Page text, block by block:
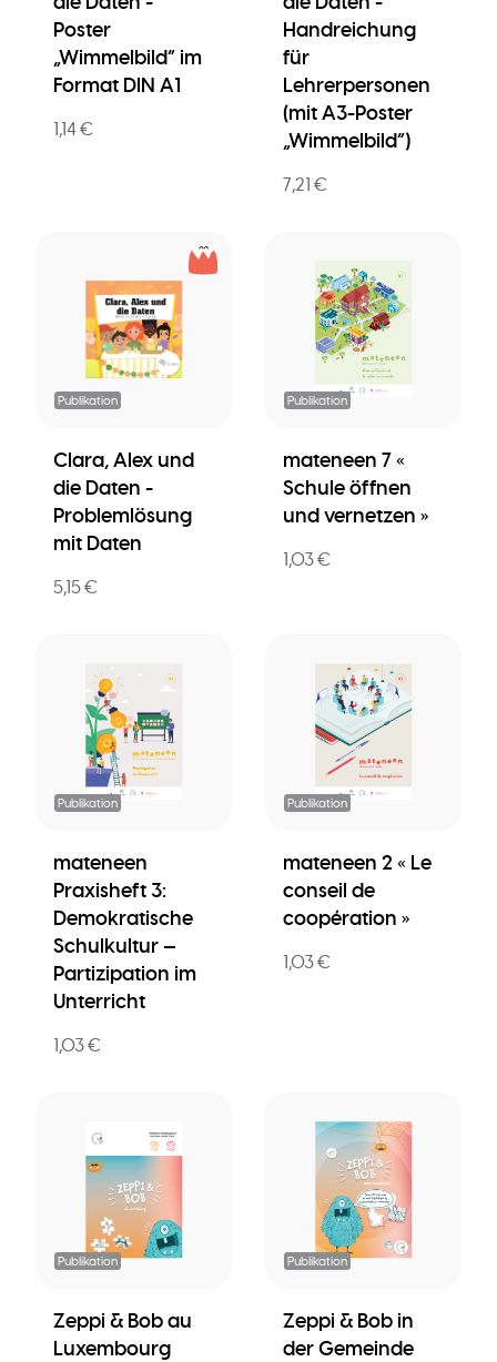
Poster
„Wimmelbild” im
Format DIN A1
1,14 €
Handreichung
für
Lehrerpersonen
(mit A3-Poster
„Wimmelbild”)
7,21 €
Publikation
Clara, Alex und
die Daten -
Problemlösung
mit Daten
5,15 €
Publikation
mateneen 7 «
Schule öffnen
und vernetzen »
1,03 €
Publikation
mateneen
Praxisheft 3:
Demokratische
Schulkultur —
Partizipation im
Unterricht
1,03 €
Publikation
mateneen 2 « Le
conseil de
coopération »
1,03 €
Publikation
Zeppi & Bob au
Luxembourg
Publikation
Zeppi & Bob in
der Gemeinde